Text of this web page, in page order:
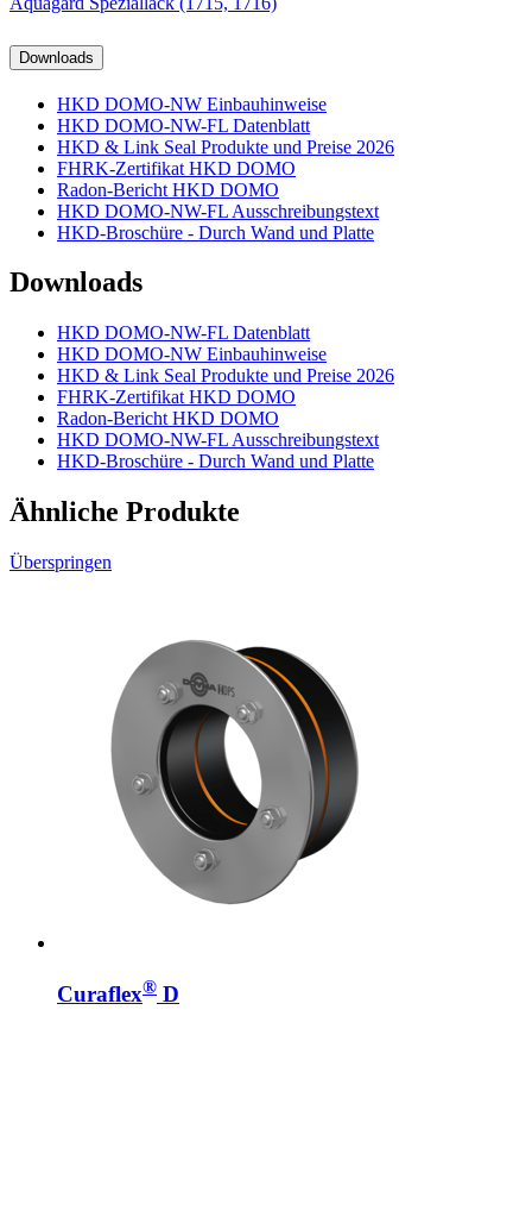
Downloads
HKD DOMO-NW Einbauhinweise
HKD DOMO-NW-FL Datenblatt
HKD & Link Seal Produkte und Preise 2026
FHRK-Zertifikat HKD DOMO
Radon-Bericht HKD DOMO
HKD DOMO-NW-FL Ausschreibungstext
HKD-Broschüre - Durch Wand und Platte
Downloads
HKD DOMO-NW-FL Datenblatt
HKD DOMO-NW Einbauhinweise
HKD & Link Seal Produkte und Preise 2026
FHRK-Zertifikat HKD DOMO
Radon-Bericht HKD DOMO
HKD DOMO-NW-FL Ausschreibungstext
HKD-Broschüre - Durch Wand und Platte
Ähnliche Produkte
Überspringen
Curaflex® D